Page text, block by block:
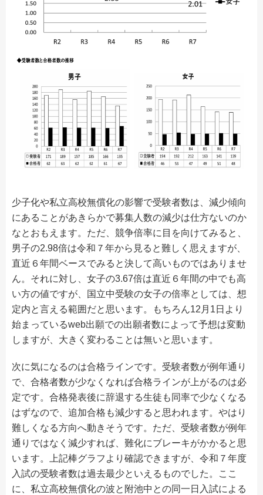
少子化や私立高校無償化の影響で受験者数は、減少傾向
にあることがあきらかで募集人数の減少は仕方ないのか
なとおもえます。ただ、競争倍率に目を向けてみると、
男子の2.98倍は令和７年から見ると難しく思えますが、
直近６年間ベースでみると決して高いものではありませ
ん。それに対し、女子の3.67倍は直近６年間の中でも高
い方の値ですが、国立中受験の女子の倍率としては、想
定内と言える範囲だと思います。もちろん12月1日より
始まっているweb出願での出願者数によって予想は変動
しますが、大きく変わることは無いと思います。
次に気になるのは合格ラインです。受験者数が例年通り
で、合格者数が少なくなれば合格ラインが上がるのは必
定です。合格発表後に辞退する生徒も同率で少なくなる
はずなので、追加合格も減少すると思われます。やはり
難しくなる方向へ動きそうです。ただ、受験者数が例年
通りではなく減少すれば、難化にブレーキがかかると思
います。上記棒グラフより確認できますが、令和７年度
入試の受験者数は過去最少といえるものでした。ここ
に、私立高校無償化の波と附池中との同一日入試による